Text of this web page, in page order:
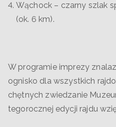
Wąchock – czarny szlak
(ok. 6 km).
W programie imprezy
ognisko dla wszystkich
chętnych zwiedzanie
tegorocznej edycji rajdu